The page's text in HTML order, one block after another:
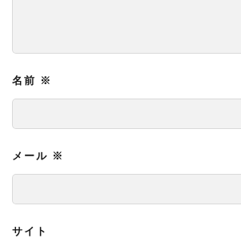
名前 ※
メール ※
サイト